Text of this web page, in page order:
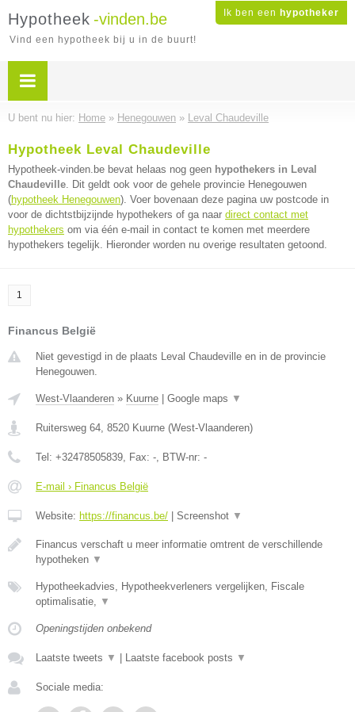
Ik ben een hypotheker
Hypotheek -vinden.be
Vind een hypotheek bij u in de buurt!
U bent nu hier: Home » Henegouwen » Leval Chaudeville
Hypotheek Leval Chaudeville
Hypotheek-vinden.be bevat helaas nog geen hypothekers in Leval
Chaudeville. Dit geldt ook voor de gehele provincie Henegouwen
(hypotheek Henegouwen). Voer bovenaan deze pagina uw postcode in
voor de dichtstbijzijnde hypothekers of ga naar direct contact met
hypothekers om via één e-mail in contact te komen met meerdere
hypothekers tegelijk. Hieronder worden nu overige resultaten getoond.
1
Financus België
Niet gevestigd in de plaats Leval Chaudeville en in de provincie
Henegouwen.
West-Vlaanderen » Kuurne Google maps ▼
Ruitersweg 64, 8520 Kuurne (West-Vlaanderen)
Tel: +32478505839, Fax: -, BTW-nr: -
E-mail › Financus België
Website: https://financus.be/ Screenshot ▼
Financus verschaft u meer informatie omtrent de verschillende
hypotheken ▼
Hypotheekadvies, Hypotheekverleners vergelijken, Fiscale
optimalisatie, ▼
Openingstijden onbekend
Laatste tweets ▼ Laatste facebook posts ▼
Sociale media: